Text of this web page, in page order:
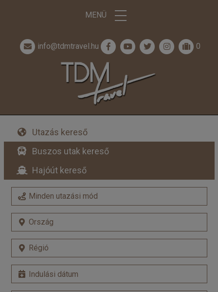
MENÜ
info@tdmtravel.hu 0
Utazás kereső
Buszos utak kereső
Hajóút kereső